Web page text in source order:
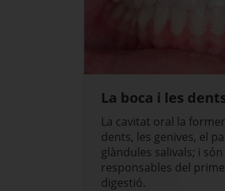
La boca i les
La cavitat oral la
dents, les genives, el
glàndules salivals; i són
responsables del
digestió.